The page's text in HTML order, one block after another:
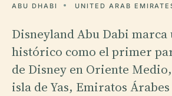
ABU DHABI UNITED ARAB
Disneyland Abu Dabi marca
histórico como el primer
de Disney en Oriente
isla de Yas, Emiratos